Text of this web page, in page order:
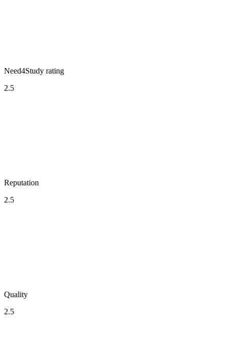
Need4Study rating
2.5
Reputation
2.5
Quality
2.5